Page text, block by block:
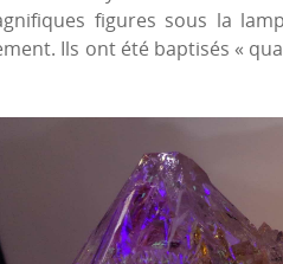
figures sous la
Ils ont été baptisés «